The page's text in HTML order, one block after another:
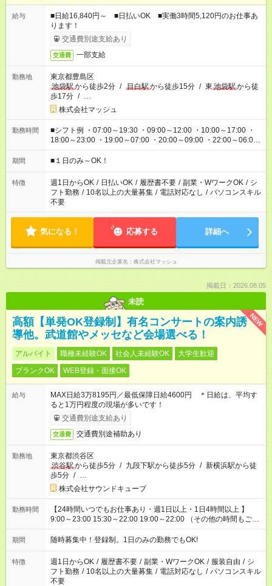
給与
■日給16,840円～ ■日払いOK ■実働3時間5,120円のお仕事あ
ります！
交通費別途支給あり
交通費 一部支給
勤務地
東京都豊島区
池袋駅から徒歩2分 / 目白駅から徒歩15分 / 東 池袋駅から徒
歩17分 / …
株式会社マッシュ
勤務時間
■シフト例 ・07:00～19:30 ・09:00～12:00 ・10:00～17:00 ・
18:00～23:00 ・19:00～07:00 ・20:00～09:00 ・22:00～06:00
etc ★最短で3時間で5,120円のお仕事から 15時間で2万円近く稼
げるお仕事も！ ご希望のお時間に合わせてご紹介！ ※シフトは
ください！
期間 ■１日のみ～OK！
特徴 週1日からOK / 日払いOK / 履歴書不要 / 副業・WワークOK / シ
フト勤務 / 10名以上の大量募集 / 電話対応なし / パソコンスキル
不要
気になる！ 応募する 詳細へ
掲載元企業名 株式会社マッシュ
掲載日：2026.08.05
未読
NEW
高額【単発OK登録制】有名コンサートの案内誘
導他。武道館やメッセなど会場選べる！
アルバイト 職種未経験OK 社会人未経験OK
大学生歓迎
ブランクOK
WEB登録・面接OK
給与
MAX日給3万8195円／最低保障日給4600円 ＊日給は、平均す
ると1万円程度の現場が多いです！
交通費別途支給あり
交通費 交通費別途補助あり
勤務地
東京都渋谷区
渋谷駅から徒歩5分 / 九段下駅から徒歩5分 / 新横浜駅から徒
歩5分 / …
株式会社サウンドキューブ
勤務時間
【24時間いつでもお仕事あり・週1日以上・1日4時間以上 】
9:00～23:00 15:30～22:00 19:00～22:00 （その他の時間もござ
います！） 19:00～23:30 21:00～翌5:00 etc... ＊上記シフトは
一例です。現場により、時間が異なります！ ＊イベントが早く
期間 随時募集中！登録制。1日のみの勤務でもOK!
特徴 週1日からOK / 履歴書不要 / 副業・WワークOK / 服装自由 / シ
フト勤務 / 10名以上の大量募集 / 電話対応なし / パソコンスキル
不要